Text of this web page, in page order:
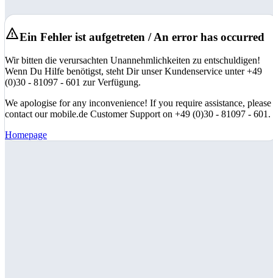
Ein Fehler ist aufgetreten / An error has occurred
Wir bitten die verursachten Unannehmlichkeiten zu entschuldigen!
Wenn Du Hilfe benötigst, steht Dir unser Kundenservice unter +49
(0)30 - 81097 - 601 zur Verfügung.
We apologise for any inconvenience! If you require assistance, please
contact our mobile.de Customer Support on +49 (0)30 - 81097 - 601.
Homepage